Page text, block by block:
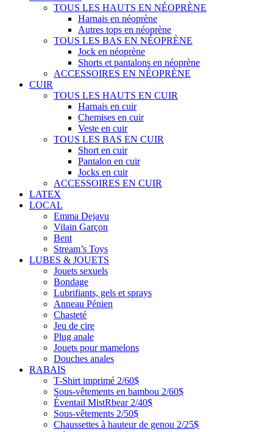
TOUS LES HAUTS EN NÉOPRÈNE
Harnais en néoprène
Autres tops en néoprène
TOUS LES BAS EN NÉOPRÈNE
Jock en néoprène
Shorts et pantalons en néoprène
ACCESSOIRES EN NÉOPRÈNE
CUIR
TOUS LES HAUTS EN CUIR
Harnais en cuir
Chemises en cuir
Veste en cuir
TOUS LES BAS EN CUIR
Short en cuir
Pantalon en cuir
Jocks en cuir
ACCESSOIRES EN CUIR
LATEX
LOCAL
Emma Dejavu
Vilain Garçon
Bent
Stream’s Toys
LUBES & JOUETS
Jouets sexuels
Bondage
Lubrifiants, gels et sprays
Anneau Pénien
Chasteté
Jeu de cire
Plug anale
Jouets pour mamelons
Douches anales
RABAIS
T-Shirt imprimé 2/60$
Sous-vêtements en bambou 2/60$
Éventail MistRbear 2/40$
Sous-vêtements 2/50$
Chaussettes à hauteur de genou 2/25$